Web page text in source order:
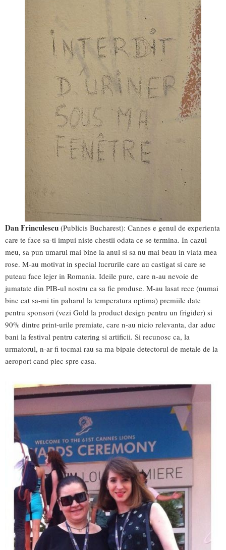
Dan Frinculescu (Publicis Bucharest): Cannes e genul de experienta
care te face sa-ti impui niste chestii odata ce se termina. In cazul
meu, sa pun umarul mai bine la anul si sa nu mai beau in viata mea
rose. M-au motivat in special lucrurile care au castigat si care se
puteau face lejer in Romania. Ideile pure, care n-au nevoie de
jumatate din PIB-ul nostru ca sa fie produse. M-au lasat rece (numai
bine cat sa-mi tin paharul la temperatura optima) premiile date
pentru sponsori (vezi Gold la product design pentru un frigider) si
90% dintre print-urile premiate, care n-au nicio relevanta, dar aduc
bani la festival pentru catering si artificii. Si recunosc ca, la
urmatorul, n-ar fi tocmai rau sa ma bipaie detectorul de metale de la
aeroport cand plec spre casa.